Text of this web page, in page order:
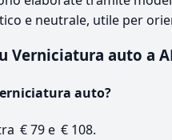
e neutrale, utile per
Verniciatura auto a
auto?
€ 79 e € 108.